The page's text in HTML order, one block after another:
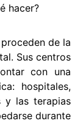
hacer?
de la
Sus centros
con una
hospitales,
y las terapias
durante